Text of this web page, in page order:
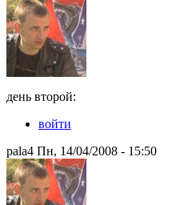
день второй:
войти
pala4 Пн, 14/04/2008 - 15:50